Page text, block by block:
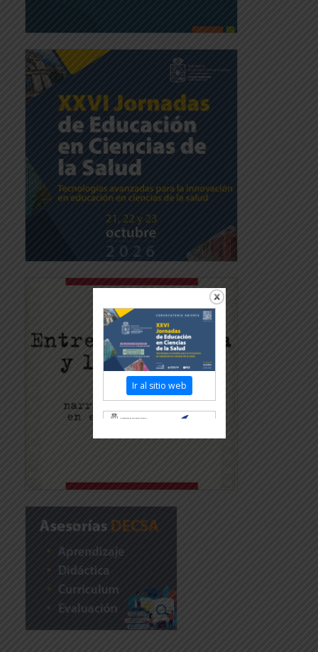
Ir al sitio web
Revisar más información